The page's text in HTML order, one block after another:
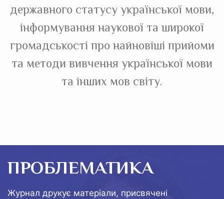
державного статусу української мови,
інформування наукової та широкої
громадськості про найновіші прийоми
та методи вивчення української мови
та інших мов світу.
ПРОБЛЕМАТИКА
Журнал друкує матеріали, присвячені